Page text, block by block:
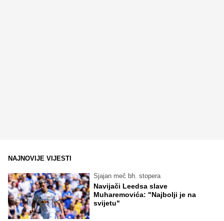
NAJNOVIJE VIJESTI
Sjajan meč bh. stopera
Navijači Leedsa slave
Muharemovića: "Najbolji je na
svijetu"